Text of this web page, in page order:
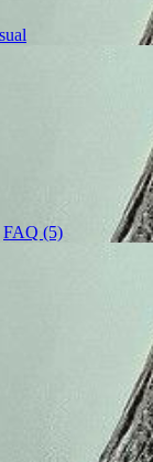
FAQ (5)